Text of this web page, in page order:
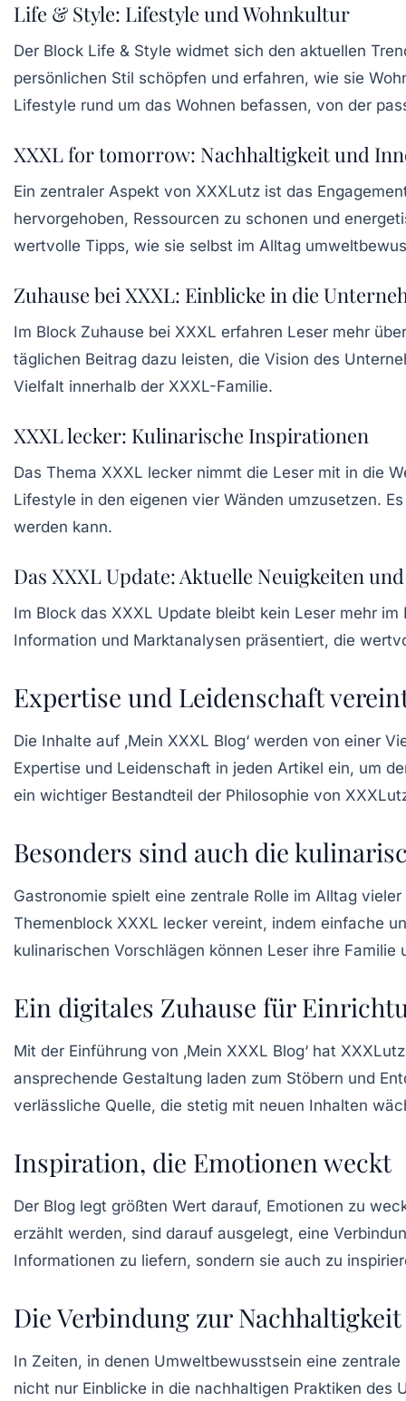
Life & Style: Lifestyle und Wohnkultur
Der Block Life & Style widmet sich den aktuellen
persönlichen Stil schöpfen und erfahren, wie sie
Lifestyle rund um das Wohnen befassen, von der
XXXL for tomorrow: Nachhaltigkeit und
Ein zentraler Aspekt von XXXLutz ist das
hervorgehoben, Ressourcen zu schonen und
wertvolle Tipps, wie sie selbst im Alltag
Zuhause bei XXXL: Einblicke in die
Im Block Zuhause bei XXXL erfahren Leser mehr
täglichen Beitrag dazu leisten, die Vision des
Vielfalt innerhalb der XXXL-Familie.
XXXL lecker: Kulinarische Inspirationen
Das Thema XXXL lecker nimmt die Leser mit in die
Lifestyle in den eigenen vier Wänden umzusetzen.
werden kann.
Das XXXL Update: Aktuelle Neuigkeiten
Im Block das XXXL Update bleibt kein Leser mehr
Information und Marktanalysen präsentiert, die
Expertise und Leidenschaft
Die Inhalte auf ‚Mein XXXL Blog‘ werden von einer
Expertise und Leidenschaft in jeden Artikel ein, um
ein wichtiger Bestandteil der Philosophie von
Besonders sind auch die
Gastronomie spielt eine zentrale Rolle im Alltag
Themenblock XXXL lecker vereint, indem einfache
kulinarischen Vorschlägen können Leser ihre Familie
Ein digitales Zuhause für
Mit der Einführung von ‚Mein XXXL Blog‘ hat
ansprechende Gestaltung laden zum Stöbern und
verlässliche Quelle, die stetig mit neuen Inhalten
Inspiration, die Emotionen weckt
Der Blog legt größten Wert darauf, Emotionen zu
erzählt werden, sind darauf ausgelegt, eine
Informationen zu liefern, sondern sie auch zu
Die Verbindung zur Nachhaltigkeit
In Zeiten, in denen Umweltbewusstsein eine
nicht nur Einblicke in die nachhaltigen Praktiken